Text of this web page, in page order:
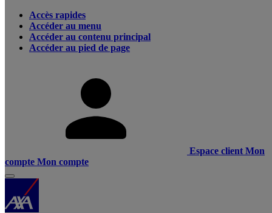
Accès rapides
Accéder au menu
Accéder au contenu principal
Accéder au pied de page
Espace client Mon
compte Mon compte